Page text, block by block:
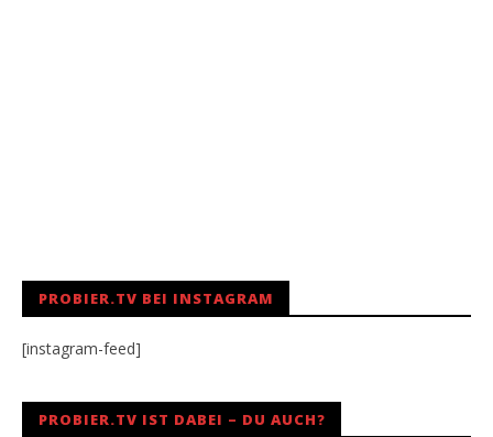
PROBIER.TV BEI INSTAGRAM
[instagram-feed]
PROBIER.TV IST DABEI – DU AUCH?